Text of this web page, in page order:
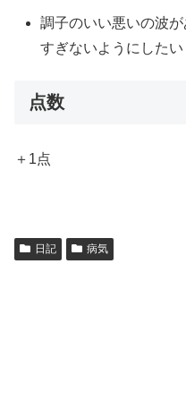
調子のいい悪いの波
すぎないようにしたい
点数
＋1点
日記 病気